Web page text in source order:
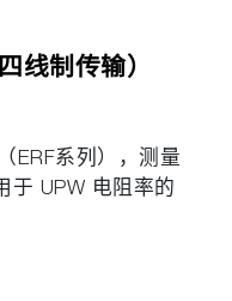
线制传输）
ERF系列），测量
于 UPW 电阻率的